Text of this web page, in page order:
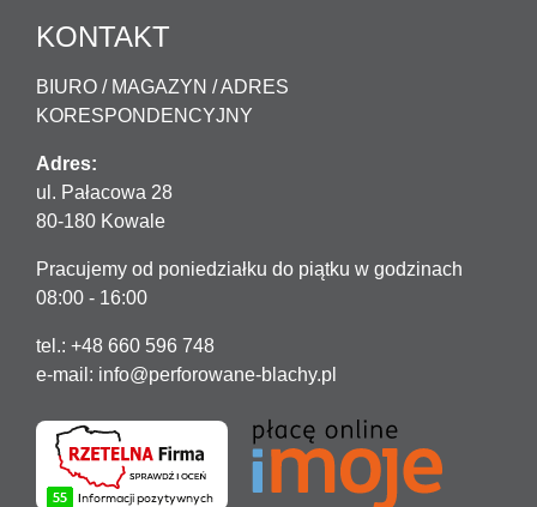
KONTAKT
BIURO / MAGAZYN / ADRES
KORESPONDENCYJNY
Adres:
ul. Pałacowa 28
80-180 Kowale
Pracujemy od poniedziałku do piątku w godzinach
08:00 - 16:00
tel.: +48 660 596 748
e-mail: info@perforowane-blachy.pl